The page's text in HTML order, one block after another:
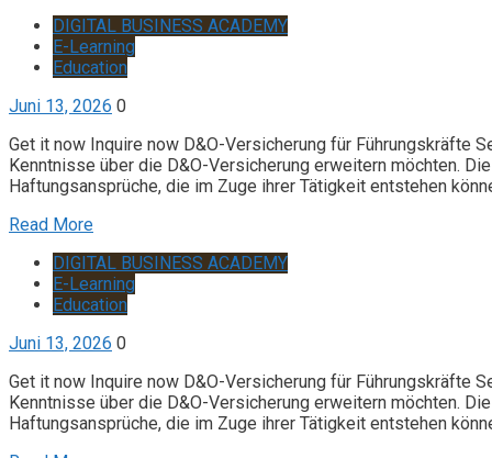
DIGITAL BUSINESS ACADEMY
E-Learning
Education
Juni 13, 2026 0
Get it now Inquire now D&O-Versicherung für Führungskräfte
Kenntnisse über die D&O-Versicherung erweitern möchten.
Haftungsansprüche, die im Zuge ihrer Tätigkeit entstehen
Read More
DIGITAL BUSINESS ACADEMY
E-Learning
Education
Juni 13, 2026 0
Get it now Inquire now D&O-Versicherung für Führungskräfte
Kenntnisse über die D&O-Versicherung erweitern möchten.
Haftungsansprüche, die im Zuge ihrer Tätigkeit entstehen